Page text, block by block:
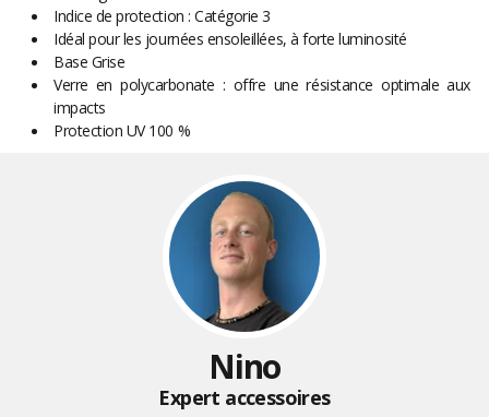
Indice de protection : Catégorie 3
Idéal pour les journées ensoleillées, à forte luminosité
Base Grise
Verre en polycarbonate : offre une résistance optimale aux
impacts
Protection UV 100 %
Nino
Expert accessoires